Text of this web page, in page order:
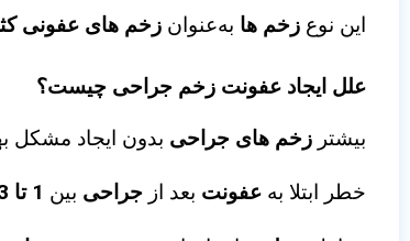
این نوع زخم‌ ها به‌عنوان زخم‌ های عفونی
علل ایجاد عفونت زخم جراحی چیست؟
بیشتر زخم های جراحی بدون ایجاد مشکل
خطر ابتلا به عفونت بعد از جراحی بین 1 تا 3 درصد